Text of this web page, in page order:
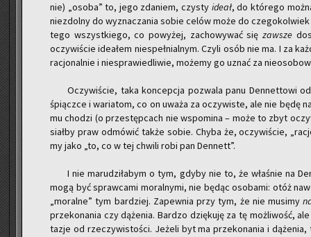
nie) „osoba” to, jego zda­niem, czy­sty ideał, do któ­re­go
nie­zdol­ny do wy­zna­cza­nia sobie celów może do
tego wszyst­kie­go, co po­wy­żej, za­cho­wy­wać sięza­wsze
oczy­wi­ście ide­ałem nie­speł­nial­nym. Czyli osób nie ma. I za
ra­cjo­nal­nie i nie­spra­wie­dli­wie, mo­że­my go uznać za
Oczy­wi­ście, taka kon­cep­cja po­zwa­la panu Den­net­to­wi
śpiącz­ce i wa­ria­tom, co on uważa za oczy­wi­ste, ale nie będę
mu cho­dzi (o prze­stęp­cach nie wspo­mi­na – może to zbyt
siał­by praw od­mó­wić także sobie. Chyba że, oczy­wi­ście,
my jako „to, co w tej chwi­li robi pan Den­nett”.
I nie ma­ru­dzi­ła­bym o tym, gdyby nie to, że wła­śnie na
mogą być spraw­ca­mi mo­ral­ny­mi, nie będąc oso­ba­mi: otóż
„mo­ral­ne” tym bar­dziej. Za­pew­nia przy tym, że nie mu­si­my
prze­ko­na­nia czy dą­że­nia. Bar­dzo dzię­ku­ję za tę moż­li­wość,
ta­zje od rze­czy­wi­sto­ści. Je­że­li byt ma prze­ko­na­nia i